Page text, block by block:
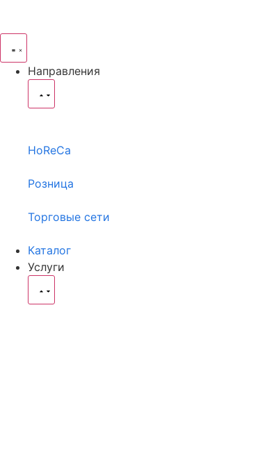
Направления
HoReCa
Розница
Торговые сети
Каталог
Услуги